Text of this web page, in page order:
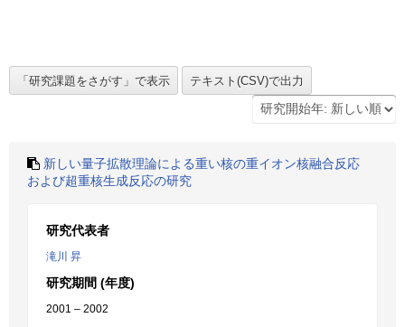
新しい量子拡散理論による重い核の重イオン核融合反応
および超重核生成反応の研究
研究代表者
滝川 昇
研究期間 (年度)
2001 – 2002